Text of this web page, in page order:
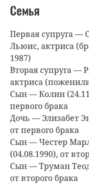
Семья
Первая супруга —
Льюис, актриса
1987)
Вторая супруга —
актриса
Сын — Колин
первого брака
Дочь — Элизабет
от первого брака
Сын — Честер
(04.08.1990), от
Сын — Труман
от второго брака